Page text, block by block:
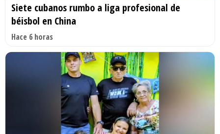
Siete cubanos rumbo a liga profesional de
béisbol en China
Hace 6 horas